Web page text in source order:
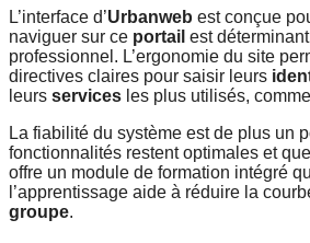
L’interface d’Urbanweb est conçue
naviguer sur ce portail est
professionnel. L’ergonomie du site
directives claires pour saisir leurs
leurs services les plus utilisés,
La fiabilité du système est de plus un
fonctionnalités restent optimales et
offre un module de formation intégré
l’apprentissage aide à réduire la
groupe.